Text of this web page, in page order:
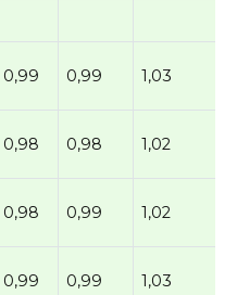
0,99 0,99 1,03
0,98 0,98 1,02
0,98 0,99 1,02
0,99 0,99 1,03